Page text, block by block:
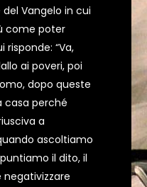
Vangelo in cui
come poter
risponde: “Va,
ai poveri, poi
dopo queste
casa perché
a
ascoltiamo
il dito, il